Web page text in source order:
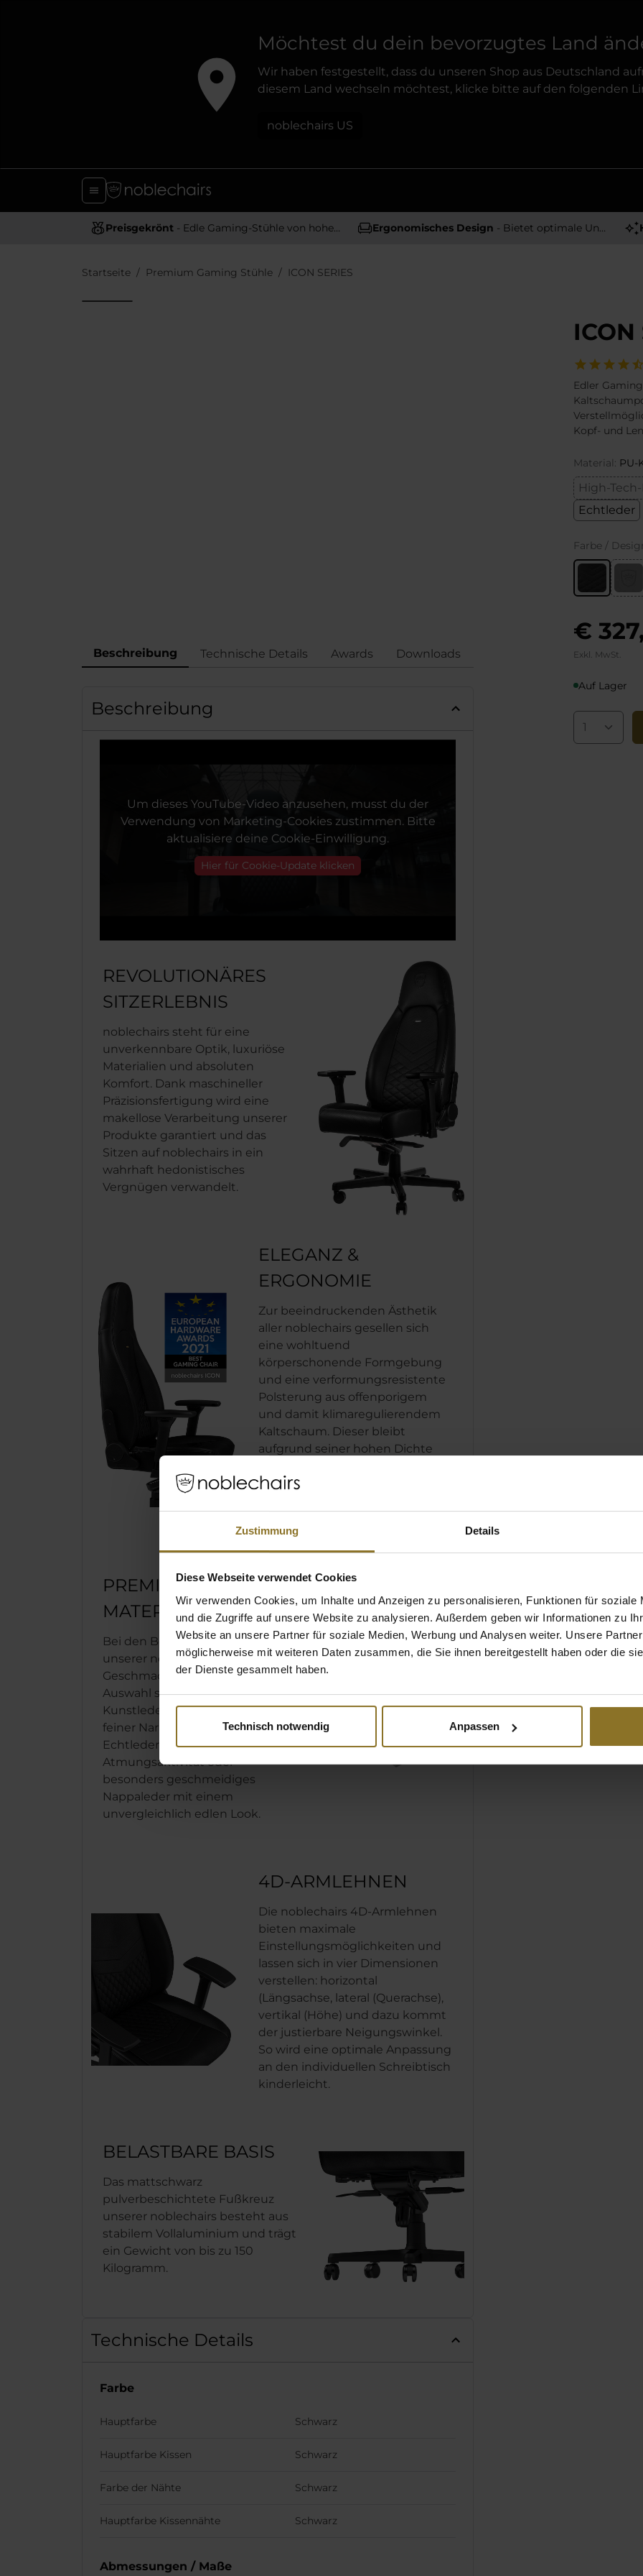
Zustimmung Details
Diese Webseite verwendet Cookies
Wir verwenden Cookies, um Inhalte und Anzeigen zu personalisieren, Funktionen für soziale
und die Zugriffe auf unsere Website zu analysieren. Außerdem geben wir Informationen zu
Website an unsere Partner für soziale Medien, Werbung und Analysen weiter. Unsere
möglicherweise mit weiteren Daten zusammen, die Sie ihnen bereitgestellt haben oder die
der Dienste gesammelt haben.
Technisch notwendig Anpassen
Möchtest du dein bevorzugtes Land
Wir haben festgestellt, dass du unseren Shop aus Deutschland
diesem Land wechseln möchtest, klicke bitte auf den folgenden
noblechairs US
Preisgekrönt - Edle Gaming-Stühle von hoher Qualität Ergonomisches Design - Bietet optimale Unterstützung und Komfort
Startseite Premium Gaming Stühle ICON SERIES
Edler
Kopf- und
Material: PU-
High-
Echtleder
Farbe /
€
Auf Lager
Exkl. MwSt.
Beschreibung Technische Details Awards Downloads
Beschreibung
Um dieses YouTube-Video anzusehen, musst du der
Verwendung von Marketing-Cookies zustimmen. Bitte
aktualisiere deine Cookie-Einwilligung.
Hier für Cookie-Update klicken
REVOLUTIONÄRES
SITZERLEBNIS
noblechairs steht für eine
unverkennbare Optik, luxuriöse
Materialien und absoluten
Komfort. Dank maschineller
Präzisionsfertigung wird eine
makellose Verarbeitung unserer
Produkte garantiert und das
Sitzen auf noblechairs in ein
wahrhaft hedonistisches
Vergnügen verwandelt.
ELEGANZ &
ERGONOMIE
Zur beeindruckenden Ästhetik
aller noblechairs gesellen sich
eine wohltuend
körperschonende Formgebung
und eine verformungsresistente
Polsterung aus offenporigem
und damit klimaregulierendem
Kaltschaum. Dieser bleibt
aufgrund seiner hohen Dichte
so effektiv ein zu tiefes Einsinken
PREMIUM-
MATERIALIEN
Bei den Bezugsmaterialien
unserer noblechairs ist für jeden
Geschmack etwas dabei: Zur
Auswahl stehen veganes PU-
Kunstleder mit gleichmäßig
feiner Narbung, genuines
Echtleder mit hoher
Atmungsaktivität oder
besonders geschmeidiges
Nappaleder mit einem
unvergleichlich edlen Look.
4D-ARMLEHNEN
Die noblechairs 4D-Armlehnen
bieten maximale
Einstellungsmöglichkeiten und
lassen sich in vier Dimensionen
verstellen: horizontal
(Längsachse, lateral (Querachse),
vertikal (Höhe) und dazu kommt
der justierbare Neigungswinkel.
So wird eine optimale Anpassung
an den individuellen Schreibtisch
kinderleicht.
BELASTBARE BASIS
Das mattschwarz
pulverbeschichtete Fußkreuz
unserer noblechairs besteht aus
stabilem Vollaluminium und trägt
ein Gewicht von bis zu 150
Kilogramm.
Technische Details
Farbe
Hauptfarbe Schwarz
Hauptfarbe Kissen Schwarz
Farbe der Nähte Schwarz
Hauptfarbe Kissennähte Schwarz
Abmessungen / Maße